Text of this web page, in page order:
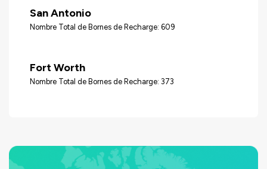
San Antonio
Nombre Total de Bornes de Recharge: 609
Fort Worth
Nombre Total de Bornes de Recharge: 373